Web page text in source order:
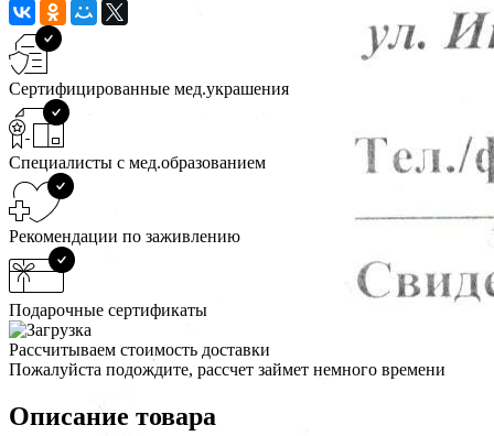
Сертифицированные мед.украшения
Специалисты с мед.образованием
Рекомендации по заживлению
Подарочные сертификаты
Рассчитываем стоимость доставки
Пожалуйста подождите, рассчет займет немного времени
Описание товара